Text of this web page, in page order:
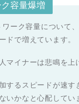
容量爆増
ーク容量について
ドで増えています。
マイナーは悲鳴を上
するスピードが速す
いかなと心配してい